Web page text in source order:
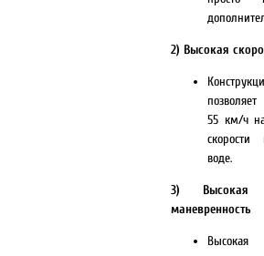
2) Высокая
позволяет
55 км/ч
воде.
3) Высокая
маневренность